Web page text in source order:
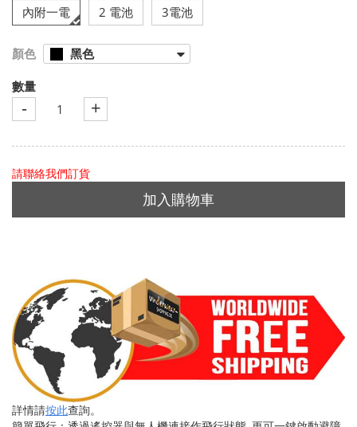
內附一電
2 電池 3電池
顏色 黑色
數量
- +
請聯絡我們訂貨
加入購物車
詳情請按此查詢。